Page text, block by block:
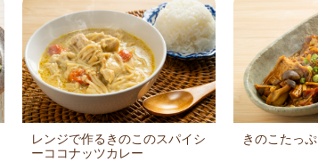
レンジで作るきのこのスパイシ
ーココナッツカレー
きのこたっ